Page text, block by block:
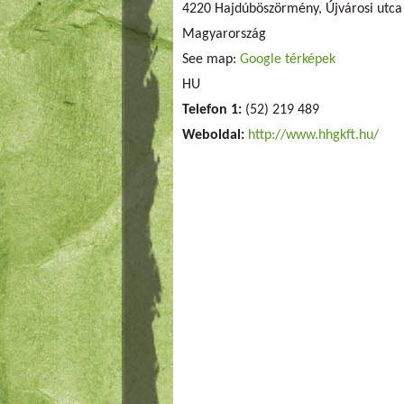
4220 Hajdúböszörmény, Újvárosi
Magyarország
See map: Google térképek
HU
Telefon 1: (52) 219 489
Weboldal: http://www.hhgkft.hu/